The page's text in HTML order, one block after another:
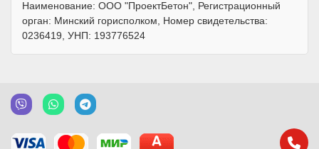
Наименование: ООО "ПроектБетон", Регистрационный
орган: Минский горисполком, Номер свидетельства:
0236419, УНП: 193776524